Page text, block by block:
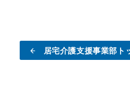
居宅介護支援事業部ト